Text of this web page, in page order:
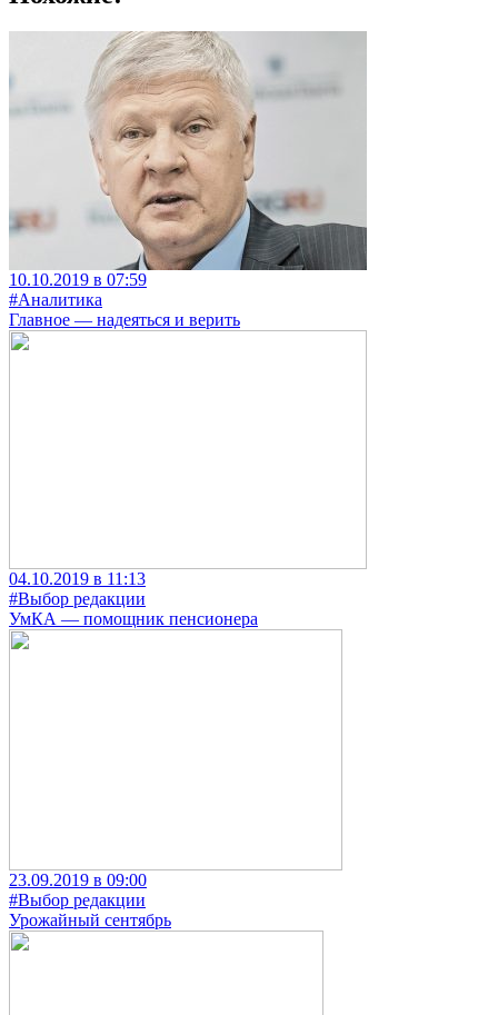
10.10.2019 в 07:59
#Аналитика
Главное — надеяться и верить
04.10.2019 в 11:13
#Выбор редакции
УмКА — помощник пенсионера
23.09.2019 в 09:00
#Выбор редакции
Урожайный сентябрь